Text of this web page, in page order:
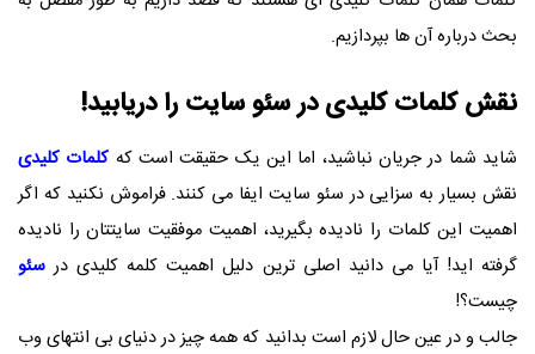
بحث درباره آن ها بپردازیم.
نقش کلمات کلیدی در سئو سایت را دریابید!
شاید شما در جریان نباشید، اما این یک حقیقت است که کلمات کلیدی
نقش بسیار به سزایی در سئو سایت ایفا می کنند. فراموش نکنید که اگر
اهمیت این کلمات را نادیده بگیرید، اهمیت موفقیت سایتتان را نادیده
گرفته اید! آیا می دانید اصلی ترین دلیل اهمیت کلمه کلیدی در سئو
چیست؟!
جالب و در عین حال لازم است بدانید که همه چیز در دنیای بی انتهای وب